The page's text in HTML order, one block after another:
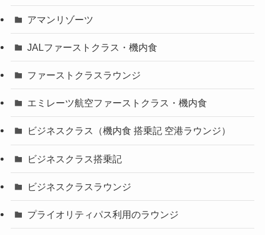
アマンリゾーツ
JALファーストクラス・機内食
ファーストクラスラウンジ
エミレーツ航空ファーストクラス・機内食
ビジネスクラス（機内食 搭乗記 空港ラウンジ）
ビジネスクラス搭乗記
ビジネスクラスラウンジ
プライオリティパス利用のラウンジ